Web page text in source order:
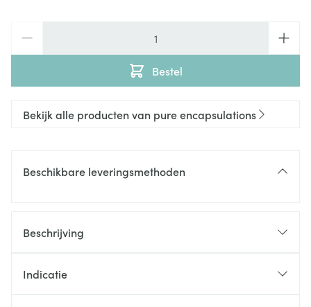
Bestel
Bekijk alle producten van pure encapsulations
Beschikbare leveringsmethoden
Beschrijving
Indicatie